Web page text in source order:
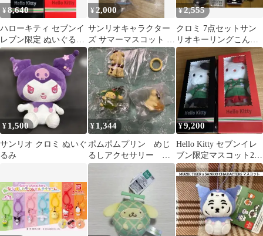
¥8,640
ハローキティ セブンイ
レブン限定 ぬいぐるみ
2種セット
¥ 2,000
サンリオキャラクター
ズ サマーマスコット 7
種セット
¥2,555
クロミ 7点セットサン
リオキーリングこんぺ
いとうチャームカラフ
ルチャームボンド
¥ 1,500
サンリオ クロミ ぬいぐ
るみ
¥ 1,344
ポムポムプリン めじ
るしアクセサリー セ
ット
¥9,200
Hello Kitty セブンイレ
ブン限定マスコット2種
セット